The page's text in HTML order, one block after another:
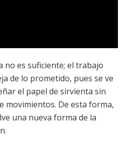
no es suficiente; el trabajo
de lo prometido, pues se ve
el papel de sirvienta sin
movimientos. De esta forma,
una nueva forma de la